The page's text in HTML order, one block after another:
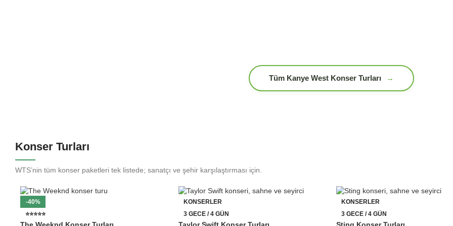
Tüm Kanye West Konser Turları →
Konser Turları
WTS’nin tüm konser paketleri tek listede; sanatçı ve şehir karşılaştırması için.
-40%
⭐⭐⭐⭐⭐
The Weeknd Konser Turları
KONSERLER
3 GECE / 4 GÜN
Taylor Swift Konser Turları
KONSERLER
3 GECE / 4 GÜN
Sting Konser Turları